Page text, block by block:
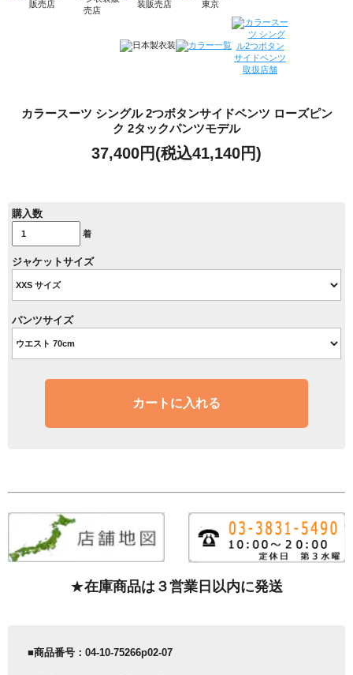
カラースーツ シングル 2つボタンサイドベンツ ローズピン
ク 2タックパンツモデル
37,400円(税込41,140円)
購入数
着
ジャケットサイズ
パンツサイズ
カートに入れる
★在庫商品は３営業日以内に発送
■商品番号：04-10-75266p02-07